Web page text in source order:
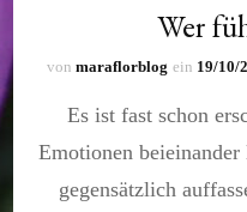
Wer
von maraflorblog ein 19/10/
Es ist fast schon
Emotionen
gegensätzlich